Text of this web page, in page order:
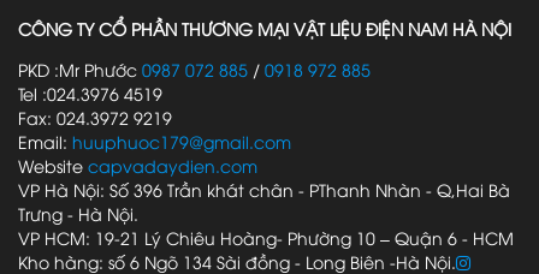
CÔNG TY CỔ PHẦN THƯƠNG MẠI VẬT LIỆU ĐIỆN NAM HÀ NỘI
PKD :Mr Phước 0987 072 885 / 0918 972 885
Tel :024.3976 4519
Fax: 024.3972 9219
Email: huuphuoc179@gmail.com
Website capvadaydien.com
VP Hà Nội: Số 396 Trần khát chân - PThanh Nhàn - Q,Hai Bà
Trưng - Hà Nội.
VP HCM: 19-21 Lý Chiêu Hoàng- Phường 10 – Quận 6 - HCM
Kho hàng: số 6 Ngõ 134 Sài đồng - Long Biên -Hà Nội.